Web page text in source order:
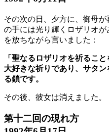
その次の日、夕方に、御母
の手には光り輝くロザリオ
を放ちながら言いました：
「聖なるロザリオを祈るこ
大好きな祈りであり、サタ
る鎖です。
その後、彼女は消えました。
第十二回の現れ方